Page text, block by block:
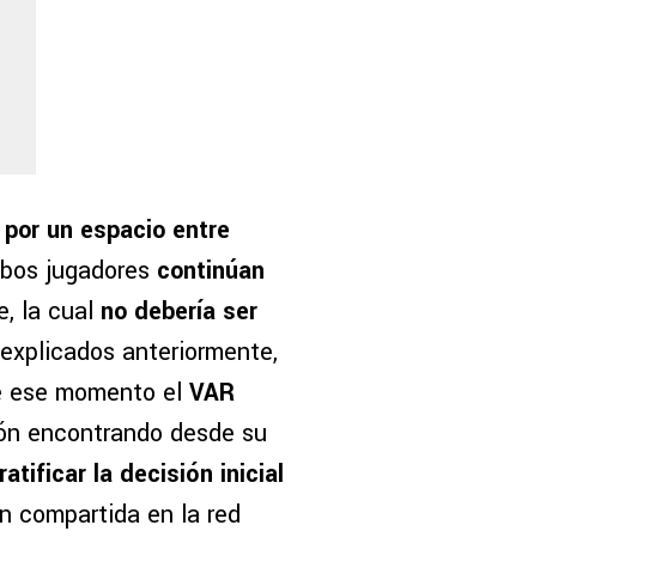
un espacio entre
jugadores continúan
la cual no debería ser
anteriormente,
ese momento el VAR
encontrando desde su
ratificar la decisión inicial
compartida en la red